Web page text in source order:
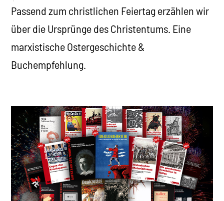
Passend zum christlichen Feiertag erzählen wir
über die Ursprünge des Christentums. Eine
marxistische Ostergeschichte &
Buchempfehlung.